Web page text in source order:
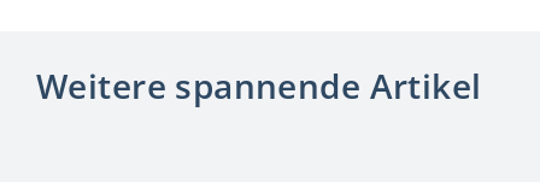
Weitere spannende Artikel